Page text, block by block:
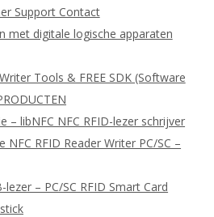
Support Contact
met digitale logische apparaten
Tools & FREE SDK (Software
– libNFC NFC RFID-lezer schrijver
NFC RFID Reader Writer PC/SC –
lezer – PC/SC RFID Smart Card